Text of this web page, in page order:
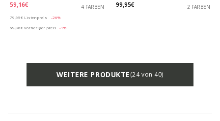
59,16€
4 FARBEN
79,95€ Listenpreis
-26%
59,96€Vorheriger preis -1%
99,95€
2 FARBEN
WEITERE PRODUKTE(24 von 40)